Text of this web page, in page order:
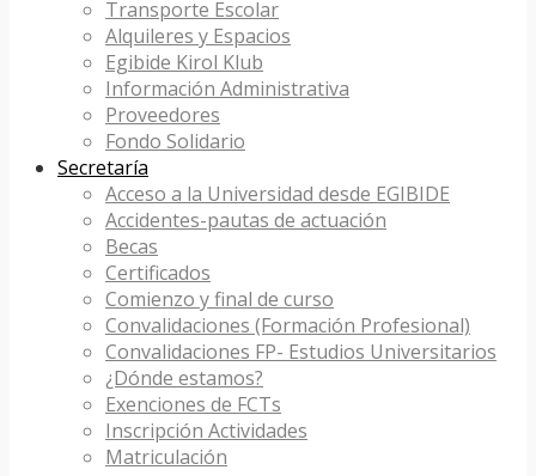
Transporte Escolar
Alquileres y Espacios
Egibide Kirol Klub
Información Administrativa
Proveedores
Fondo Solidario
Secretaría
Acceso a la Universidad desde EGIBIDE
Accidentes-pautas de actuación
Becas
Certificados
Comienzo y final de curso
Convalidaciones (Formación Profesional)
Convalidaciones FP- Estudios Universitarios
¿Dónde estamos?
Exenciones de FCTs
Inscripción Actividades
Matriculación